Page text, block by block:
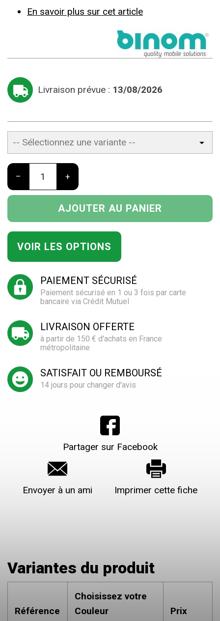
En savoir plus sur cet article
Livraison prévue : 13/08/2026
– +
AJOUTER AU PANIER
VOIR LES OPTIONS
PAIEMENT SÉCURISÉ
Paiement sécurisé en 1 ou 3 fois par carte
bancaire via Crédit Mutuel
LIVRAISON OFFERTE
à partir de 150 € d'achats en France
métropolitaine
SATISFAIT OU REMBOURSÉ
14 jours pour changer d'avis
Partager sur Facebook
Envoyer à un ami Imprimer cette fiche
Variantes du produit
Référence
Choisissez votre
Couleur
Prix